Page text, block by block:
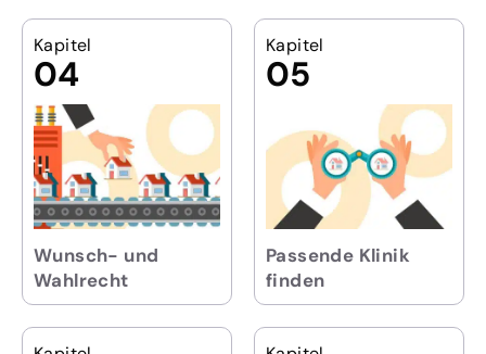
Kapitel
04
Wunsch- und
Wahlrecht
Kapitel
05
Passende Klinik
finden